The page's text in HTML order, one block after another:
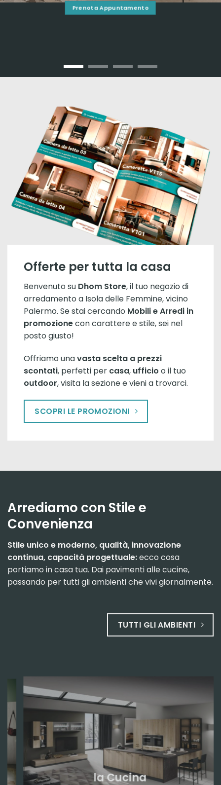
Prenota Appuntamento
Offerte per tutta la casa
Benvenuto su Dhom Store, il tuo negozio di
arredamento a Isola delle Femmine, vicino
Palermo. Se stai cercando Mobili e Arredi in
promozionecon carattere e stile, sei nel
posto giusto!
Offriamo unavasta scelta a prezzi
scontati, perfetti per casa, ufficio o il tuo
outdoor, visita la sezione e vieni a trovarci.
SCOPRI LE PROMOZIONI
Arrediamo con Stile e
Convenienza
Stile unico e moderno, qualità, innovazione
continua, capacità progettuale:ecco cosa
portiamo in casa tua. Dai pavimenti alle cucine,
passando per tutti gli ambienti che vivi giornalmente.
TUTTI GLI AMBIENTI
la Cucina